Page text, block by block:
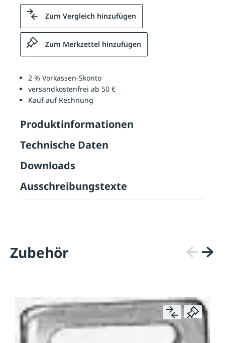
Zum Vergleich hinzufügen
Zum Merkzettel hinzufügen
2 % Vorkassen-Skonto
versandkostenfrei ab 50 €
Kauf auf Rechnung
Produktinformationen
Technische Daten
Downloads
Ausschreibungstexte
Zubehör